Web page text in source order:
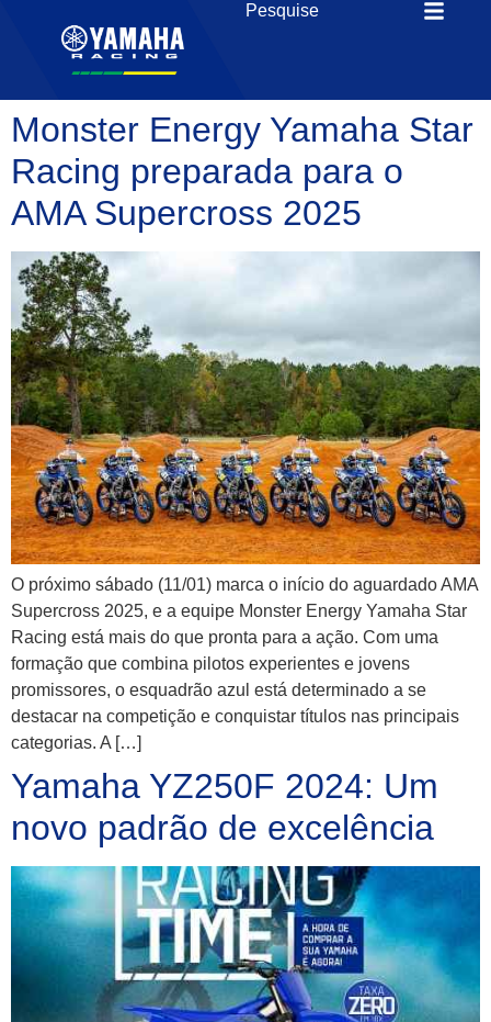
Monster Energy Yamaha Star
Racing preparada para o
AMA Supercross 2025
O próximo sábado (11/01) marca o início do aguardado AMA
Supercross 2025, e a equipe Monster Energy Yamaha Star
Racing está mais do que pronta para a ação. Com uma
formação que combina pilotos experientes e jovens
promissores, o esquadrão azul está determinado a se
destacar na competição e conquistar títulos nas principais
categorias. A […]
Yamaha YZ250F 2024: Um
novo padrão de excelência